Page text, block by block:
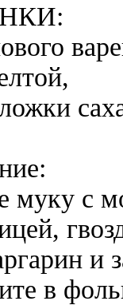
муку с
и
в